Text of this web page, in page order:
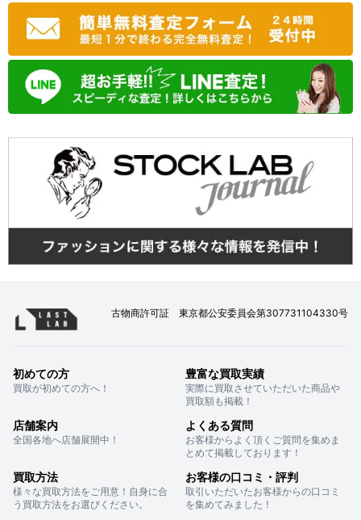
古物商許可証 東京都公安委員会第307731104330号
初めての方
買取が初めての方へ！
豊富な買取実績
実際に買取させていただいた商品や
買取額も掲載！
店舗案内
全国各地へ店舗展開中！
よくある質問
お客様からよく頂くご質問を集めま
とめて掲載しております！
買取方法
様々な買取方法をご用意！自身に合
う買取方法をお選びください。
お客様の口コミ・評判
取引いただいたお客様からの口コミ
を集めてみました！